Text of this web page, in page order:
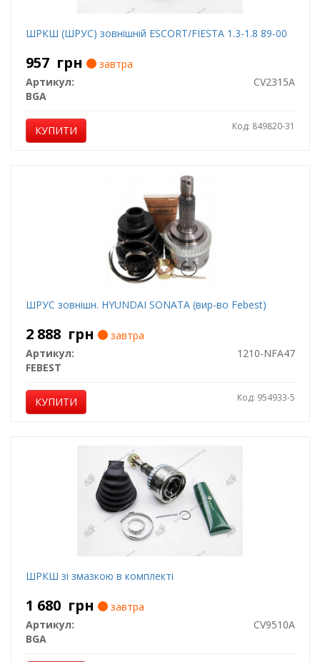
ШРКШ (ШРУС) зовнішній ESCORT/FIESTA 1.3-1.8 89-00
957 грн
завтра
Артикул:
CV2315A
BGA
КУПИТИ Код: 849820-31
ШРУС зовнішн. HYUNDAI SONATA (вир-во Febest)
2 888 грн
завтра
Артикул:
1210-NFA47
FEBEST
КУПИТИ Код: 954933-5
ШРКШ зі змазкою в комплекті
1 680 грн
завтра
Артикул:
CV9510A
BGA